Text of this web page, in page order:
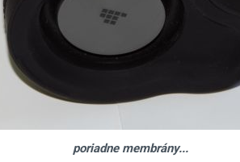
poriadne membrány...